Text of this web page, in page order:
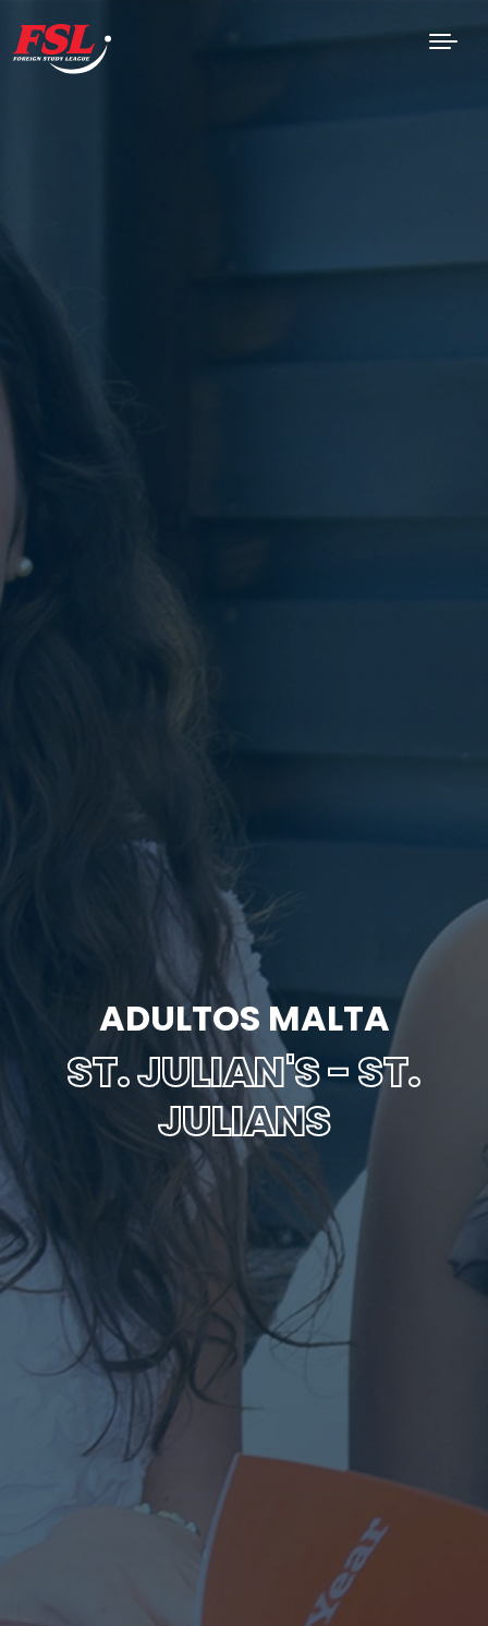
Saltar al contenido principal
ADULTOS MALTA
ST. JULIAN'S - ST.
JULIANS